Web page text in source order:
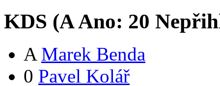
KDS (AAno: 20
A Marek Benda
0 Pavel Kolář